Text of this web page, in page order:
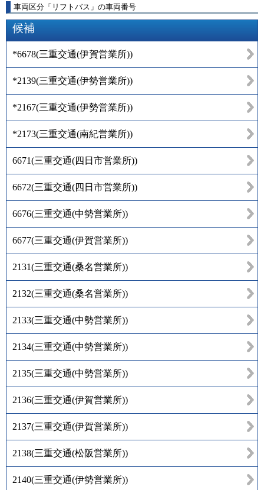
車両区分 「 リフトバス 」 の車両番号
候補
*6678(三重交通(伊賀営業所))
*2139(三重交通(伊勢営業所))
*2167(三重交通(伊勢営業所))
*2173(三重交通(南紀営業所))
6671(三重交通(四日市営業所))
6672(三重交通(四日市営業所))
6676(三重交通(中勢営業所))
6677(三重交通(伊賀営業所))
2131(三重交通(桑名営業所))
2132(三重交通(桑名営業所))
2133(三重交通(中勢営業所))
2134(三重交通(中勢営業所))
2135(三重交通(中勢営業所))
2136(三重交通(伊賀営業所))
2137(三重交通(伊賀営業所))
2138(三重交通(松阪営業所))
2140(三重交通(伊勢営業所))